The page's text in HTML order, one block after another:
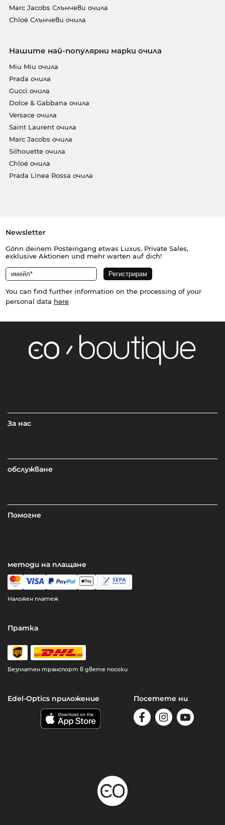
Marc Jacobs Слънчеви очила
Chloé Слънчеви очила
Нашите най-популярни марки очила
Miu Miu очила
Prada очила
Gucci очила
Dolce & Gabbana очила
Versace очила
Saint Laurent очила
Marc Jacobs очила
Silhouette очила
Chloé очила
Prada Linea Rossa очила
Newsletter
Gönn deinem Posteingang etwas Luxus. Private Sales,
exklusive Aktionen und mehr warten auf dich!
You can find further information on the processing of your
personal data here
За нас
обслужване
Помогне
методи на плащане
Наложен платеж
Пратка
Безплатен транспорт в двете посоки
Edel-Optics приложение Посетете ни